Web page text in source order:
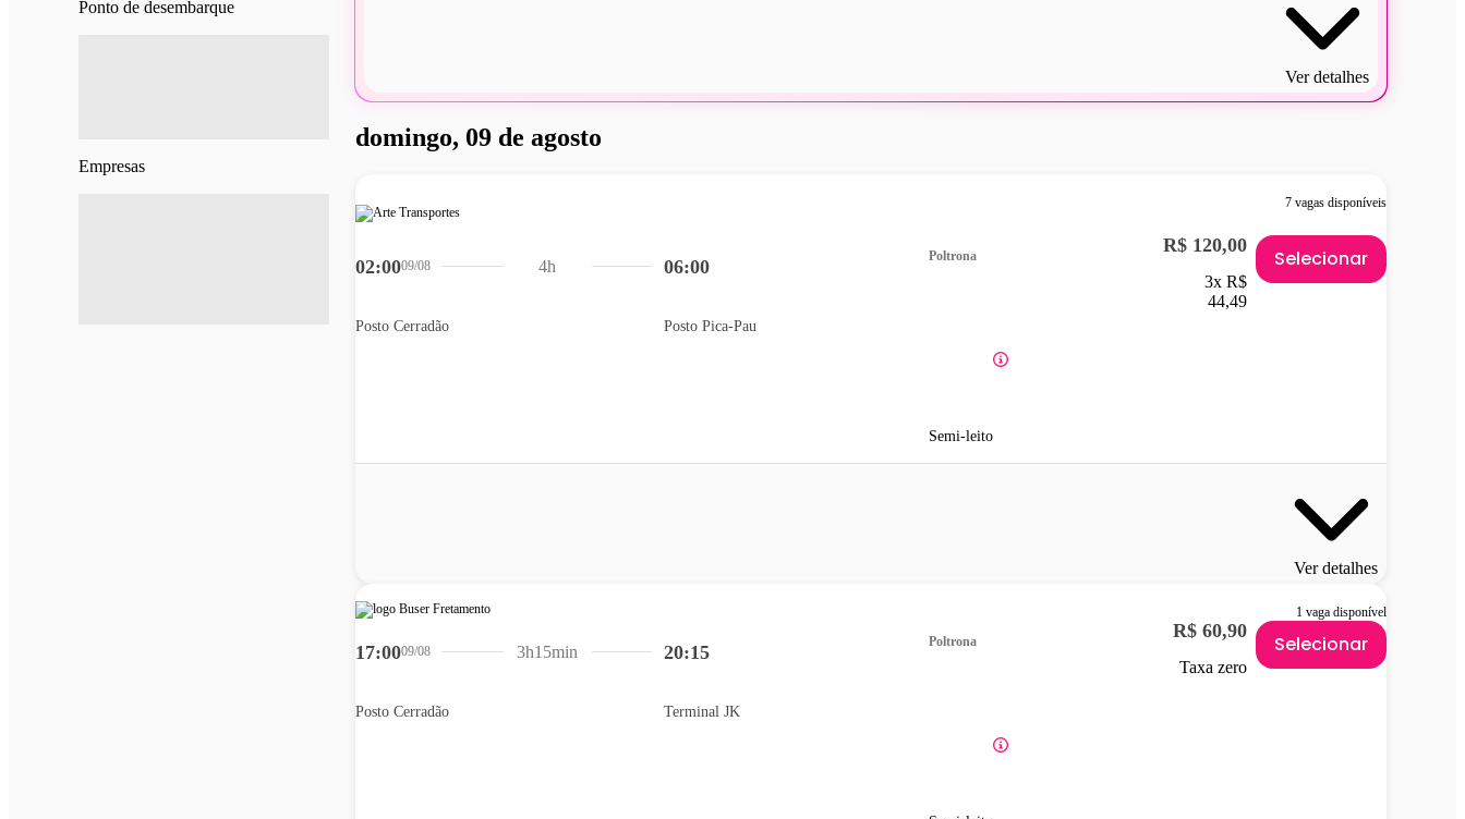
Ponto de desembarque
Empresas
Ver detalhes
domingo, 09 de agosto
7 vagas disponíveis
02:0009/08
Posto Cerradão
06:00
Posto Pica-Pau
4h
Poltrona
Semi-leito
R$ 120,00
3x R$
44,49
Selecionar
Ver detalhes
1 vaga disponível
17:0009/08
Posto Cerradão
20:15
Terminal JK
3h15min
Poltrona R$ 60,90
Taxa zero
Selecionar